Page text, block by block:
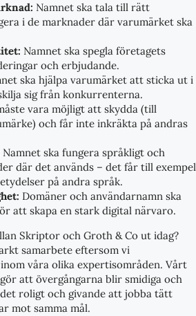
Namnet ska tala till rätt
i de marknader där varumärket ska
Namnet ska spegla företagets
och erbjudande.
ska hjälpa varumärket att sticka ut i
sig från konkurrenterna.
vara möjligt att skydda (till
och får inte inkräkta på andras
Namnet ska fungera språkligt och
där det används – det får till exempel
på andra språk.
Domäner och användarnamn ska
att skapa en stark digital närvaro.
Skriptor och Groth & Co ut idag?
samarbete eftersom vi
våra olika expertisområden. Vårt
att övergångarna blir smidiga och
roligt och givande att jobba tätt
mot samma mål.